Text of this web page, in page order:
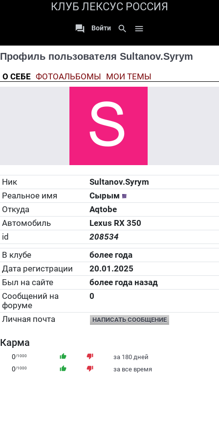
КЛУБ ЛЕКСУС РОССИЯ
 Войти search 
Профиль пользователя Sultanov.Syrym
О СЕБЕ ФОТОАЛЬБОМЫ МОИ ТЕМЫ
Ник
Sultanov.Syrym
Реальное имя
Сырым
Откуда
Aqtobe
Автомобиль
Lexus RX 350
id
208534
В клубе
более года
Дата регистрации
20.01.2025
Был на сайте
более года назад
Сообщений на
форуме
0
Личная почта НАПИСАТЬ СООБЩЕНИЕ
Карма
0/1000 thumb_up thumb_down за 180 дней
0/1000 thumb_up thumb_down за все время